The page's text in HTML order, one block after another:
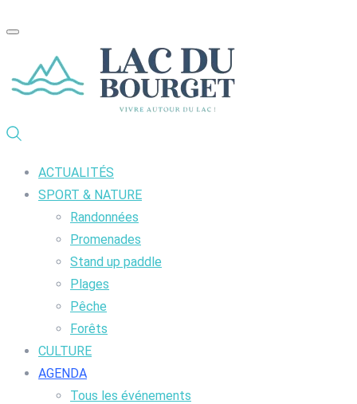
ACTUALITÉS
SPORT & NATURE
Randonnées
Promenades
Stand up paddle
Plages
Pêche
Forêts
CULTURE
AGENDA
Tous les événements